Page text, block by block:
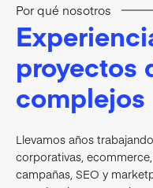
Por qué nosotros
proyectos
complejos
Llevamos años
corporativas,
campañas, SEO y